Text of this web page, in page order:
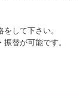
して下さい。
替が可能です。